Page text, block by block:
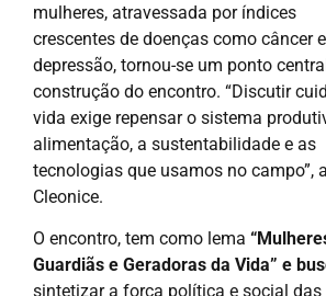
mulheres, atravessada por índices
crescentes de doenças como câncer e
depressão, tornou-se um ponto
construção do encontro. “Discutir
vida exige repensar o sistema
alimentação, a sustentabilidade e as
tecnologias que usamos no campo”,
Cleonice.
O encontro, tem como lema
Guardiãs e Geradoras da Vida” e
sintetizar a força política e social das